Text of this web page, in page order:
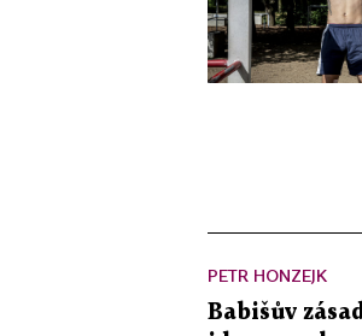
PETR HONZEJK
Babišův